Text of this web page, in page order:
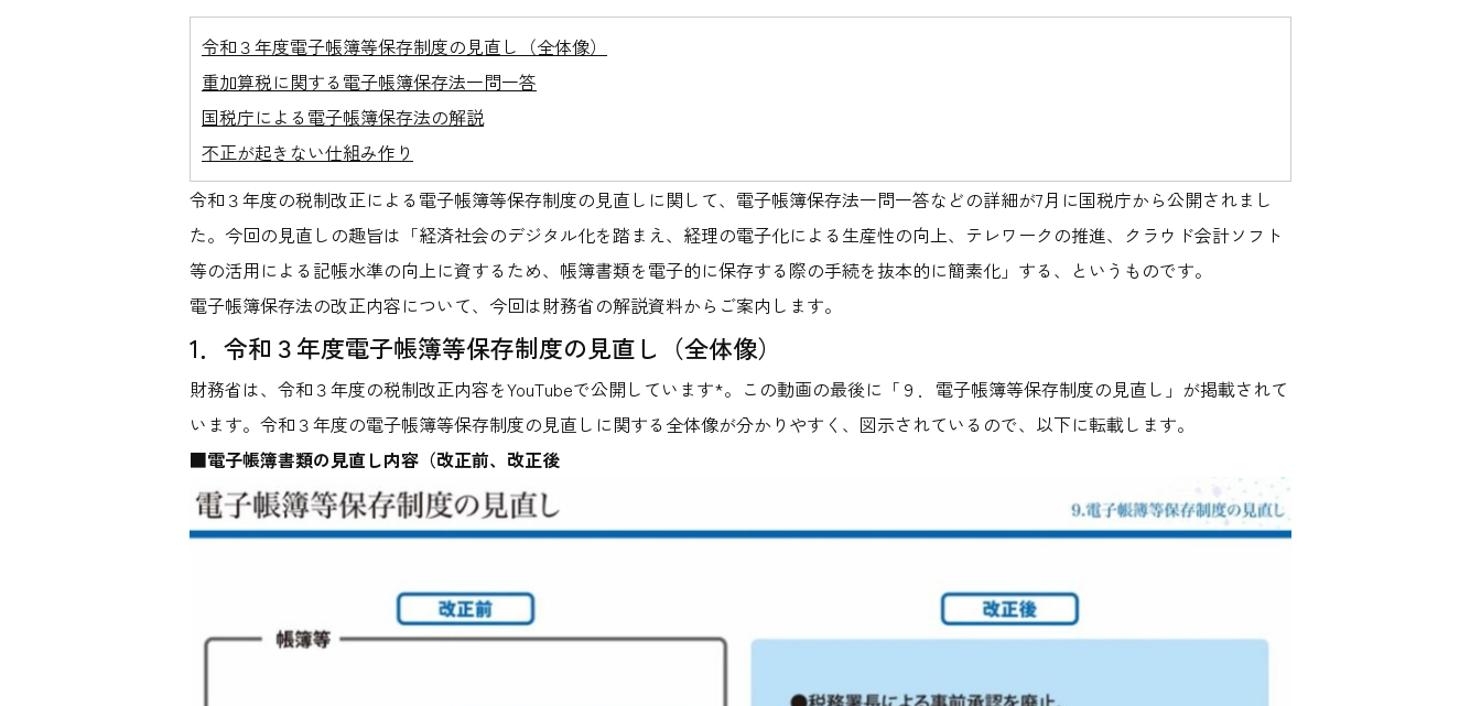
令和３年度電子帳簿等保存制度の見直し（全体像）
重加算税に関する電子帳簿保存法一問一答
国税庁による電子帳簿保存法の解説
不正が起きない仕組み作り
令和３年度の税制改正による電子帳簿等保存制度の見直しに関して、電子帳簿保存法一問一答などの詳細が7月に国税庁から公開されまし
た。今回の見直しの趣旨は「経済社会のデジタル化を踏まえ、経理の電子化による生産性の向上、テレワークの推進、クラウド会計ソフト
等の活用による記帳水準の向上に資するため、帳簿書類を電子的に保存する際の手続を抜本的に簡素化」する、というものです。
電子帳簿保存法の改正内容について、今回は財務省の解説資料からご案内します。
1．令和３年度電子帳簿等保存制度の見直し（全体像）
財務省は、令和３年度の税制改正内容をYouTubeで公開しています*。この動画の最後に「９．電子帳簿等保存制度の見直し」が掲載されて
います。令和３年度の電子帳簿等保存制度の見直しに関する全体像が分かりやすく、図示されているので、以下に転載します。
■電子帳簿書類の見直し内容（改正前、改正後